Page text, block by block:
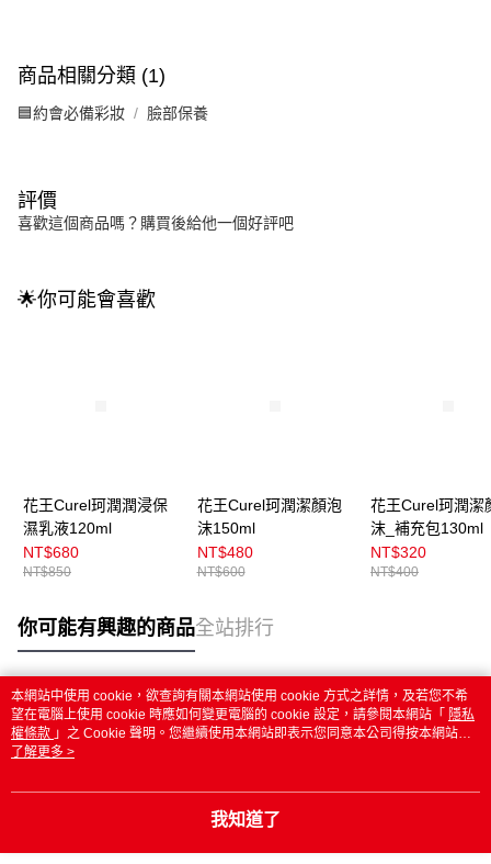
商品相關分類 (1)
🟦約會必備彩妝 臉部保養
評價
喜歡這個商品嗎？購買後給他一個好評吧
🌟你可能會喜歡
花王Curel珂潤潤浸保
濕乳液120ml
NT$680
NT$850
花王Curel珂潤潔顏泡
沫150ml
NT$480
NT$600
花王Curel珂潤潔
沫_補充包130ml
NT$320
NT$400
你可能有興趣的商品全站排行
熱門標籤
本網站中使用 cookie，欲查詢有關本網站使用 cookie 方式之詳情，及若您不希
望在電腦上使用 cookie 時應如何變更電腦的 cookie 設定，請參閱本網站「 隱私
權條款 」之 Cookie 聲明。您繼續使用本網站即表示您同意本公司得按本網站使
用條款之 Cookie 聲明使用 cookie。
了解更多 >
我知道了